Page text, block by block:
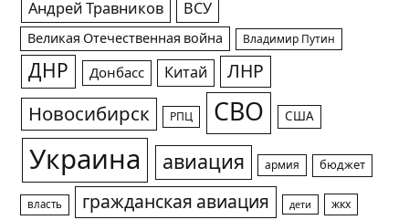
Андрей Травников ВСУ
Великая Отечественная война Владимир Путин
ДНР Донбасс Китай ЛНР
Новосибирск РПЦ СВО США
Украина авиация армия бюджет
власть гражданская авиация дети жкх